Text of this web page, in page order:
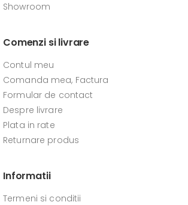
Showroom
Comenzi si livrare
Contul meu
Comanda mea, Factura
Formular de contact
Despre livrare
Plata in rate
Returnare produs
Informatii
Termeni si conditii